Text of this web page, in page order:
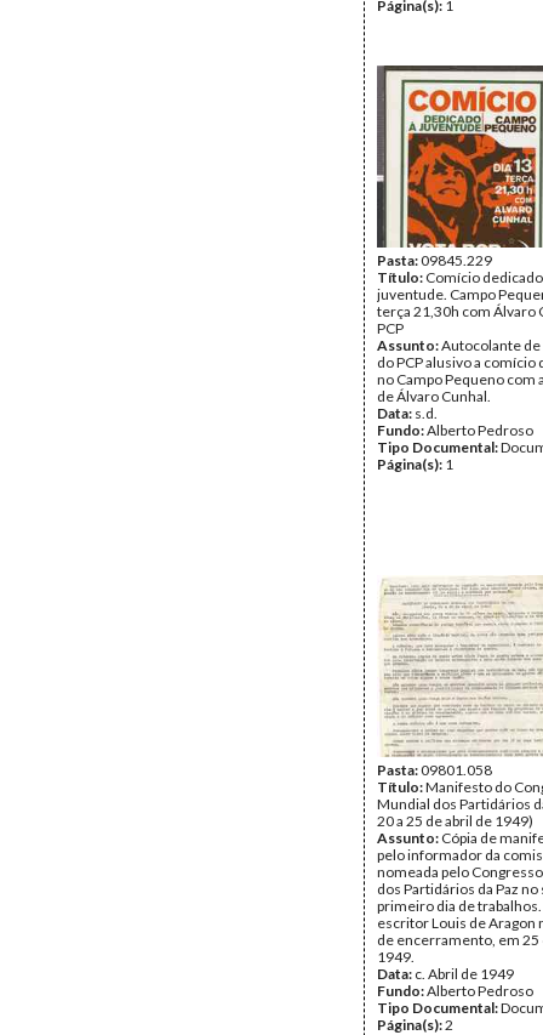
Página(s): 1
Pasta:09845.229
Título: Comício
juventude. Campo
terça 21,30h com Álvaro
PCP
Assunto:Autocolante de
do PCP alusivo a comício
no Campo Pequeno com
de Álvaro Cunhal.
Data: s.d.
Fundo:Alberto Pedroso
Tipo Documental:
Página(s): 1
Pasta:09801.058
Título:Manifesto do
Mundial dos Partidários
20 a 25 de abril de 1949)
Assunto: Cópia de
pelo informador da
nomeada pelo
dos Partidários da Paz no
primeiro dia de trabalhos.
escritor Louis de Aragon
de encerramento, em 25
1949.
Data: c. Abril de 1949
Fundo:Alberto Pedroso
Tipo Documental:
Página(s):2